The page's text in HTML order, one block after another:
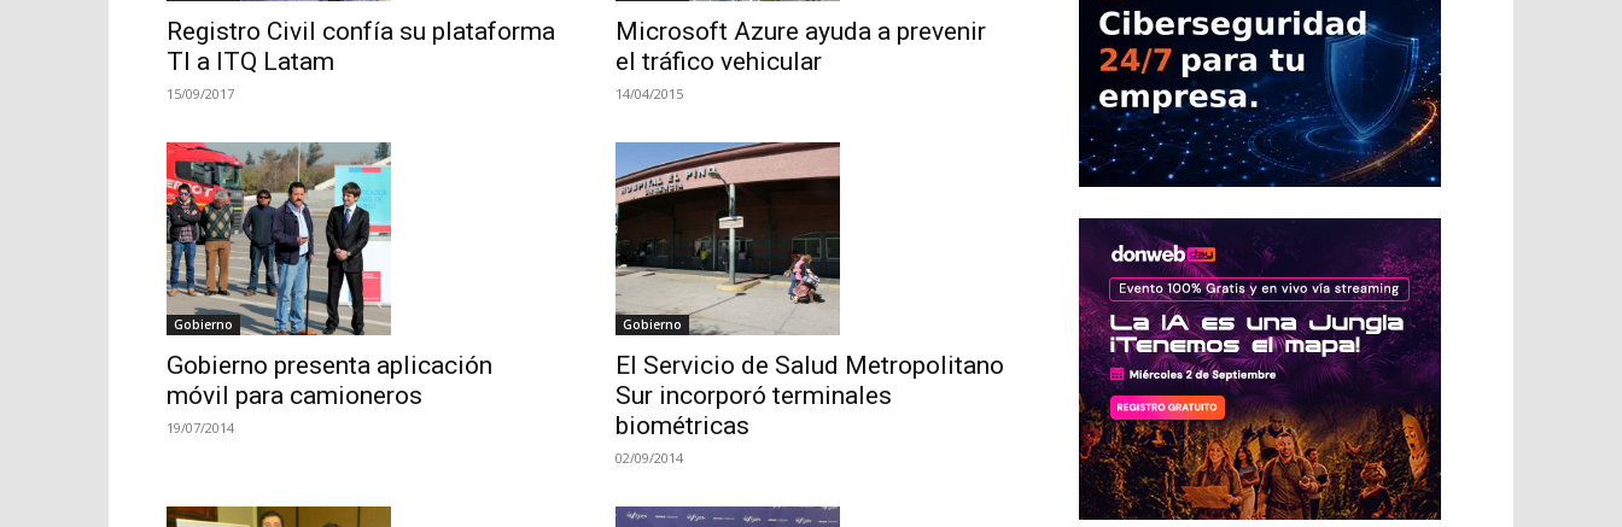
Registro Civil confía su plataforma
TI a ITQ Latam
15/09/2017
Microsoft Azure ayuda a prevenir
el tráfico vehicular
14/04/2015
Gobierno
Gobierno presenta aplicación
móvil para camioneros
19/07/2014
Gobierno
El Servicio de Salud Metropolitano
Sur incorporó terminales
biométricas
02/09/2014